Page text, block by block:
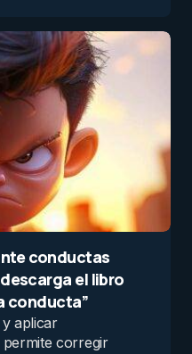
conductas
el libro
conducta”
aplicar
permite corregir